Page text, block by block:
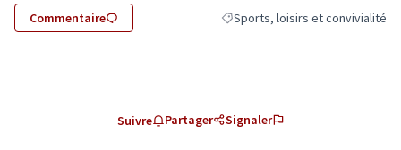
Commentaire Filtrer les résultats de la
Sports, loisirs et convivialité
Suivre Partager Signaler